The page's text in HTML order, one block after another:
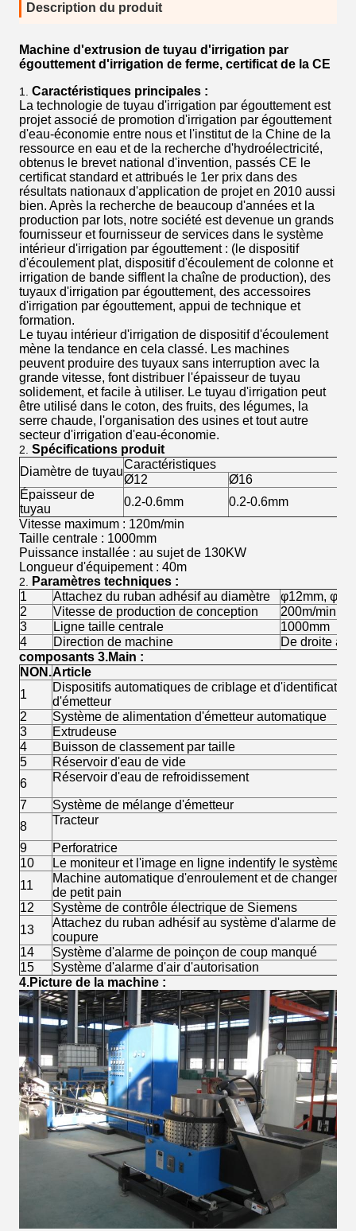
Description du produit
Machine d'extrusion de tuyau d'irrigation par
égouttement d'irrigation de ferme, certificat de la CE
1. Caractéristiques principales :
La technologie de tuyau d'irrigation par égouttement est
projet associé de promotion d'irrigation par égouttement
d'eau-économie entre nous et l'institut de la Chine de la
ressource en eau et de la recherche d'hydroélectricité,
obtenus le brevet national d'invention, passés CE le
certificat standard et attribués le 1er prix dans des
résultats nationaux d'application de projet en 2010 aussi
bien. Après la recherche de beaucoup d'années et la
production par lots, notre société est devenue un grands
fournisseur et fournisseur de services dans le système
intérieur d'irrigation par égouttement : (le dispositif
d'écoulement plat, dispositif d'écoulement de colonne et
irrigation de bande sifflent la chaîne de production), des
tuyaux d'irrigation par égouttement, des accessoires
d'irrigation par égouttement, appui de technique et
formation.
Le tuyau intérieur d'irrigation de dispositif d'écoulement
mène la tendance en cela classé. Les machines
peuvent produire des tuyaux sans interruption avec la
grande vitesse, font distribuer l'épaisseur de tuyau
solidement, et facile à utiliser. Le tuyau d'irrigation peut
être utilisé dans le coton, des fruits, des légumes, la
serre chaude, l'organisation des usines et tout autre
secteur d'irrigation d'eau-économie.
2. Spécifications produit
Diamètre de tuyau
Caractéristiques
Ø12
Ø16
Épaisseur de
tuyau
0.2-0.6mm
0.2-0.6mm
Vitesse maximum : 120m/min
Taille centrale : 1000mm
Puissance installée : au sujet de 130KW
Longueur d'équipement : 40m
2.
Paramètres techniques :
1
Attachez du ruban adhésif au diamètre
φ12mm,
2
Vitesse de production de conception
200m/min
3
Ligne taille centrale
1000mm
4
Direction de machine
De droite à
composants 3.Main :
NON.Article
1
Dispositifs automatiques de criblage et d'identification
d'émetteur
2
Système de alimentation d'émetteur automatique
3
Extrudeuse
4
Buisson de classement par taille
5
Réservoir d'eau de vide
6
Réservoir d'eau de refroidissement
7
Système de mélange d'émetteur
8
Tracteur
9
Perforatrice
10
Le moniteur et l'image en ligne indentify le système
11
Machine automatique d'enroulement et de
de petit pain
12
Système de contrôle électrique de Siemens
13
Attachez du ruban adhésif au système d'alarme de
coupure
14
Système d'alarme de poinçon de coup manqué
15
Système d'alarme d'air d'autorisation
4.Picture de la machine :